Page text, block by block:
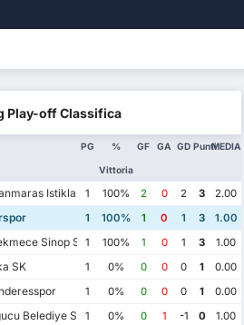
Play-off Classifica
PG %
Vittoria
GF GA GD PuntiMEDIA
Istiklal Spor Kulubu
1 100% 2 0 2 3
2.00
1 100% 1 0 1 3
1.00
Sinop Spor Kulubu
1 100% 1 0 1 3
1.00
SK 1 0% 0 0 0 1
0.00
1 0% 0 0 0 1
0.00
Belediye Spor Kulubu
1 0% 0 1 -1 0
1.00